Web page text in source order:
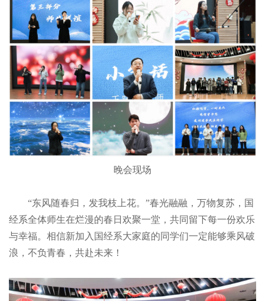
晚会现场
“东风随春归，发我枝上花。”春光融融，万物复苏，国
经系全体师生在烂漫的春日欢聚一堂，共同留下每一份欢乐
与幸福。相信新加入国经系大家庭的同学们一定能够乘风破
浪，不负青春，共赴未来！